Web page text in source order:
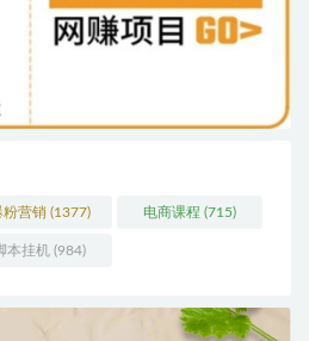
粉营销 (1377) 电商课程 (715)
本挂机 (984)